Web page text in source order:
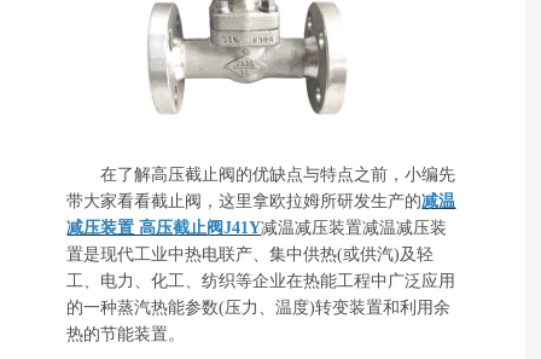
在了解高压截止阀的优缺点与特点之前，小编先
带大家看看截止阀，这里拿欧拉姆所研发生产的减温
减压装置 高压截止阀J41Y减温减压装置减温减压装
置是现代工业中热电联产、集中供热(或供汽)及轻
工、电力、化工、纺织等企业在热能工程中广泛应用
的一种蒸汽热能参数(压力、温度)转变装置和利用余
热的节能装置。